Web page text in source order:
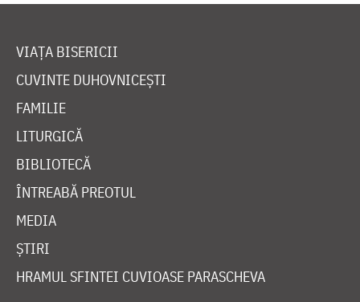
VIAȚA BISERICII
CUVINTE DUHOVNICEȘTI
FAMILIE
LITURGICĂ
BIBLIOTECĂ
ÎNTREABĂ PREOTUL
MEDIA
ȘTIRI
HRAMUL SFINTEI CUVIOASE PARASCHEVA